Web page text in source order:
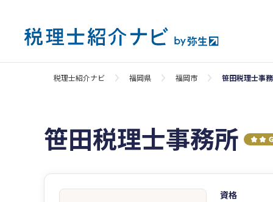
税理士紹介ナビ 福岡県 福岡市 笹田税理士事
笹田税理士事務所
資格